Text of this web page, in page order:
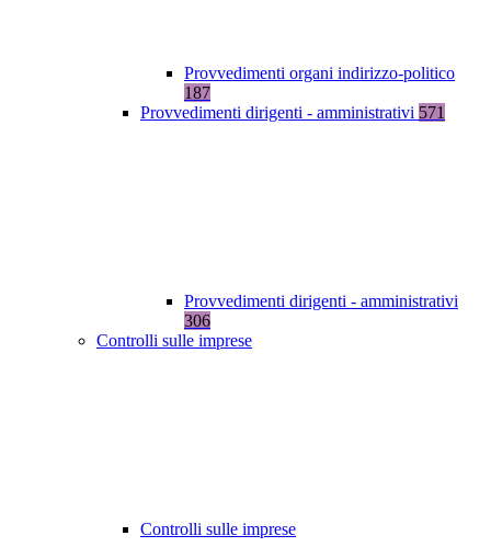
Provvedimenti organi indirizzo-politico
187
Provvedimenti dirigenti - amministrativi 571
Provvedimenti dirigenti - amministrativi
306
Controlli sulle imprese
Controlli sulle imprese